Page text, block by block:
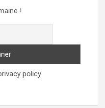
!
policy